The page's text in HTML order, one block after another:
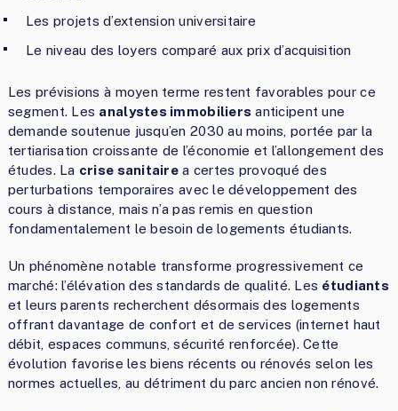
Les projets d’extension universitaire
Le niveau des loyers comparé aux prix d’acquisition
Les prévisions à moyen terme restent favorables pour ce
segment. Les analystes immobiliers anticipent une
demande soutenue jusqu’en 2030 au moins, portée par la
tertiarisation croissante de l’économie et l’allongement des
études. La crise sanitaire a certes provoqué des
perturbations temporaires avec le développement des
cours à distance, mais n’a pas remis en question
fondamentalement le besoin de logements étudiants.
Un phénomène notable transforme progressivement ce
marché: l’élévation des standards de qualité. Les étudiants
et leurs parents recherchent désormais des logements
offrant davantage de confort et de services (internet haut
débit, espaces communs, sécurité renforcée). Cette
évolution favorise les biens récents ou rénovés selon les
normes actuelles, au détriment du parc ancien non rénové.